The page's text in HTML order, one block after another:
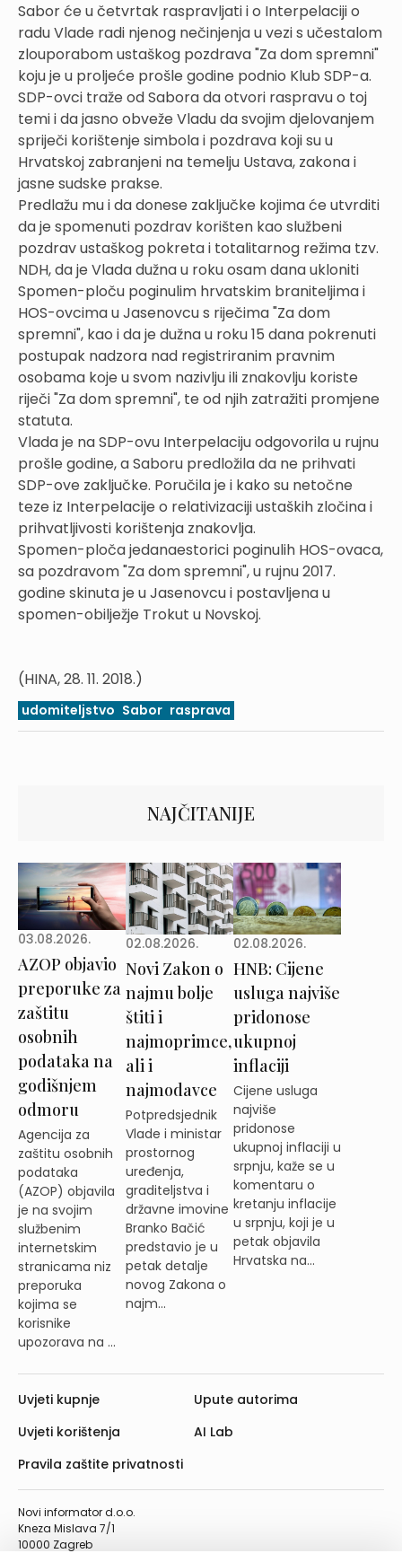
Sabor će u četvrtak raspravljati i o Interpelaciji o
radu Vlade radi njenog nečinjenja u vezi s učestalom
zlouporabom ustaškog pozdrava "Za dom spremni"
koju je u proljeće prošle godine podnio Klub SDP-a.
SDP-ovci traže od Sabora da otvori raspravu o toj
temi i da jasno obveže Vladu da svojim djelovanjem
spriječi korištenje simbola i pozdrava koji su u
Hrvatskoj zabranjeni na temelju Ustava, zakona i
jasne sudske prakse.
Predlažu mu i da donese zaključke kojima će utvrditi
da je spomenuti pozdrav korišten kao službeni
pozdrav ustaškog pokreta i totalitarnog režima tzv.
NDH, da je Vlada dužna u roku osam dana ukloniti
Spomen-ploču poginulim hrvatskim braniteljima i
HOS-ovcima u Jasenovcu s riječima "Za dom
spremni", kao i da je dužna u roku 15 dana pokrenuti
postupak nadzora nad registriranim pravnim
osobama koje u svom nazivlju ili znakovlju koriste
riječi "Za dom spremni", te od njih zatražiti promjene
statuta.
Vlada je na SDP-ovu Interpelaciju odgovorila u rujnu
prošle godine, a Saboru predložila da ne prihvati
SDP-ove zaključke. Poručila je i kako su netočne
teze iz Interpelacije o relativizaciji ustaških zločina i
prihvatljivosti korištenja znakovlja.
Spomen-ploča jedanaestorici poginulih HOS-ovaca,
sa pozdravom "Za dom spremni", u rujnu 2017.
godine skinuta je u Jasenovcu i postavljena u
spomen-obilježje Trokut u Novskoj.
(HINA, 28. 11. 2018.)
udomiteljstvo Sabor rasprava
NAJČITANIJE
03.08.2026.
AZOP objavio
preporuke za
zaštitu
osobnih
podataka na
godišnjem
odmoru
Agencija za
zaštitu osobnih
podataka
(AZOP) objavila
je na svojim
službenim
internetskim
stranicama niz
preporuka
kojima se
korisnike
upozorava na ...
02.08.2026.
Novi Zakon o
najmu bolje
štiti i
najmoprimce,
ali i
najmodavce
Potpredsjednik
Vlade i ministar
prostornog
uređenja,
graditeljstva i
državne imovine
Branko Bačić
predstavio je u
petak detalje
novog Zakona o
najm...
02.08.2026.
HNB: Cijene
usluga najviše
pridonose
ukupnoj
inflaciji
Cijene usluga
najviše
pridonose
ukupnoj inflaciji u
srpnju, kaže se u
komentaru o
kretanju inflacije
u srpnju, koji je u
petak objavila
Hrvatska na...
Novi informator d.o.o.
Kneza Mislava 7/1
10000 Zagreb
Uvjeti kupnje
Uvjeti korištenja
Pravila zaštite privatnosti
Upute autorima
AI Lab